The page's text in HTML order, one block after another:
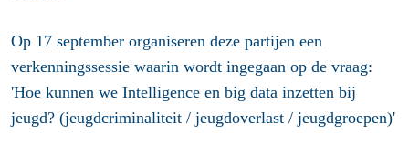
Op 17 september organiseren deze partijen een
verkenningssessie waarin wordt ingegaan op de vraag:
'Hoe kunnen we Intelligence en big data inzetten bij
jeugd? (jeugdcriminaliteit / jeugdoverlast / jeugdgroepen)'